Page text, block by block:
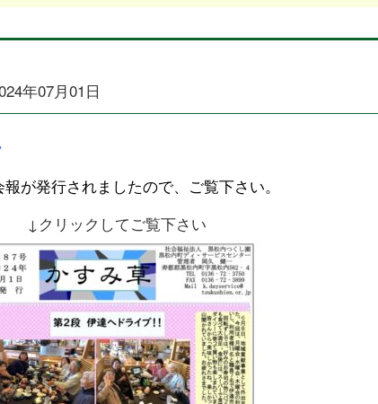
年07月01日
が発行されましたので、ご覧下さい。
↓クリックしてご覧下さい